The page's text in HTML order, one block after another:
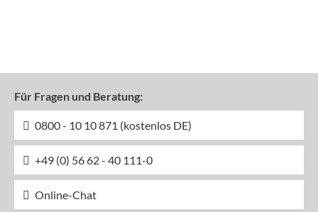
Für Fragen und Beratung:
0800 - 10 10 871 (kostenlos DE)
+49 (0) 56 62 - 40 111-0
Online-Chat